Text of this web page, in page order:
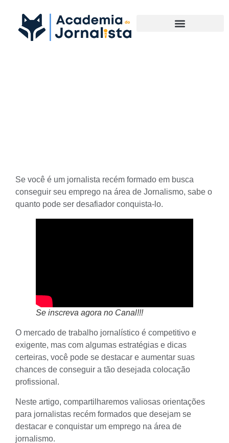
Se você é um jornalista recém formado em busca
conseguir seu emprego na área de Jornalismo, sabe o
quanto pode ser desafiador conquista-lo.
Se inscreva agora no Canal!!!
O mercado de trabalho jornalístico é competitivo e
exigente, mas com algumas estratégias e dicas
certeiras, você pode se destacar e aumentar suas
chances de conseguir a tão desejada colocação
profissional.
Neste artigo, compartilharemos valiosas orientações
para jornalistas recém formados que desejam se
destacar e conquistar um emprego na área de
jornalismo.